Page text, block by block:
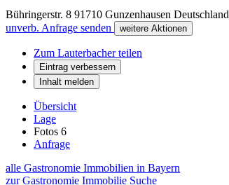
Bühringerstr. 8 91710 Gunzenhausen Deutschland
unverb. Anfrage senden
weitere Aktionen
Zum Lauterbacher teilen
Eintrag verbessern
Inhalt melden
Übersicht
Lage
Fotos 6
Anfrage
alle Gastronomie Immobilien in Bayern
zur Gastronomie Immobilie Suche